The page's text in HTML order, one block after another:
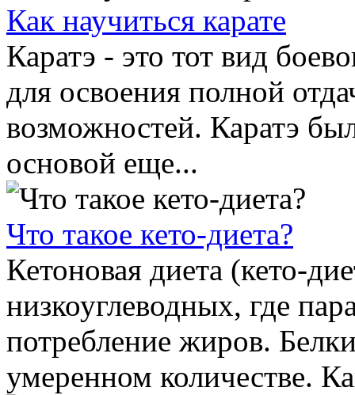
Как научиться карате
Каратэ - это тот вид
для освоения полной
возможностей. Каратэ
основой еще...
Что такое кето-диета?
Кетоновая диета (кето-
низкоуглеводных, где
потребление жиров.
умеренном количестве.